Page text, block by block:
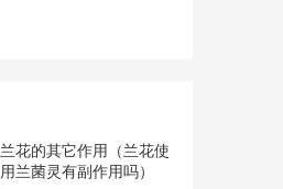
兰花的其它作用（兰花使
用兰菌灵有副作用吗）